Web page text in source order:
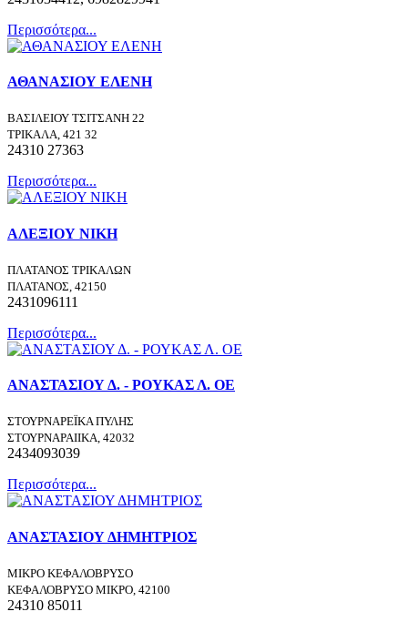
Περισσότερα...
ΑΘΑΝΑΣΙΟΥ ΕΛΕΝΗ
ΒΑΣΙΛΕΙΟΥ ΤΣΙΤΣΑΝΗ 22
ΤΡΙΚΑΛΑ, 421 32
24310 27363
Περισσότερα...
ΑΛΕΞΙΟΥ ΝΙΚΗ
ΠΛΑΤΑΝΟΣ ΤΡΙΚΑΛΩΝ
ΠΛΑΤΑΝΟΣ, 42150
2431096111
Περισσότερα...
ΑΝΑΣΤΑΣΙΟΥ Δ. - ΡΟΥΚΑΣ Λ. ΟΕ
ΣΤΟΥΡΝΑΡΕΪΚΑ ΠΥΛΗΣ
ΣΤΟΥΡΝΑΡΑΙΙΚΑ, 42032
2434093039
Περισσότερα...
ΑΝΑΣΤΑΣΙΟΥ ΔΗΜΗΤΡΙΟΣ
ΜΙΚΡΟ ΚΕΦΑΛΟΒΡΥΣΟ
ΚΕΦΑΛΟΒΡΥΣΟ ΜΙΚΡΟ, 42100
24310 85011